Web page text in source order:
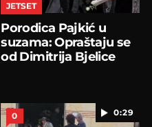
JETSET
Porodica Pajkić u
suzama: Opraštaju se
od Dimitrija Bjelice
0:29
0